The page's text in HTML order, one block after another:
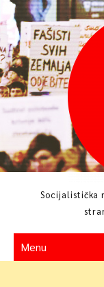
Skip
to
content
Socijalistička
Menu